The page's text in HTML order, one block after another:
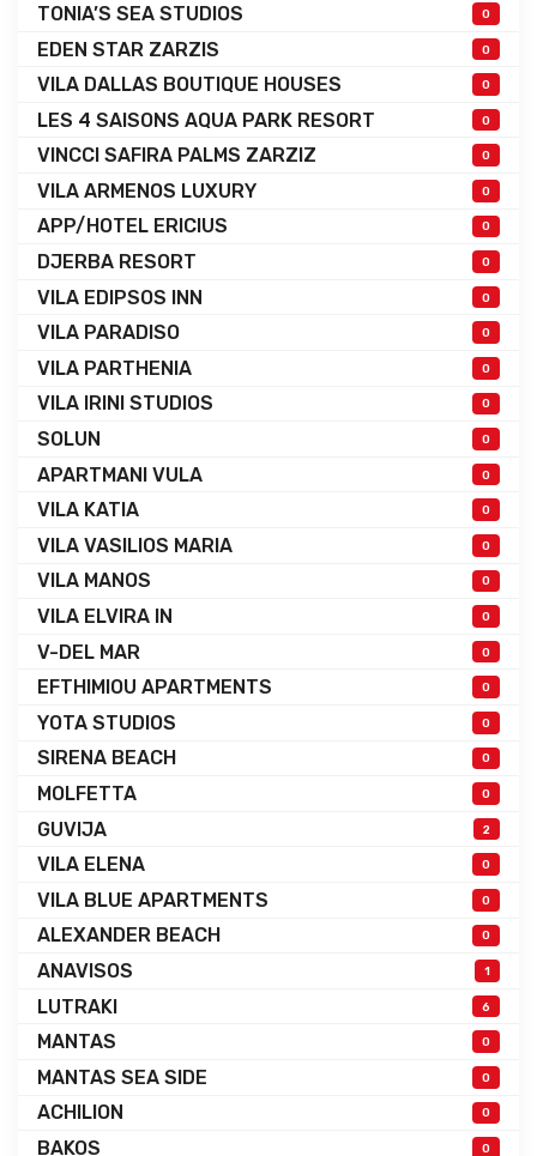
TONIA’S SEA STUDIOS 0
EDEN STAR ZARZIS 0
VILA DALLAS BOUTIQUE HOUSES 0
LES 4 SAISONS AQUA PARK RESORT 0
VINCCI SAFIRA PALMS ZARZIZ 0
VILA ARMENOS LUXURY 0
APP/HOTEL ERICIUS 0
DJERBA RESORT 0
VILA EDIPSOS INN 0
VILA PARADISO 0
VILA PARTHENIA 0
VILA IRINI STUDIOS 0
SOLUN 0
APARTMANI VULA 0
VILA KATIA 0
VILA VASILIOS MARIA 0
VILA MANOS 0
VILA ELVIRA IN 0
V-DEL MAR 0
EFTHIMIOU APARTMENTS 0
YOTA STUDIOS 0
SIRENA BEACH 0
MOLFETTA 0
GUVIJA 2
VILA ELENA 0
VILA BLUE APARTMENTS 0
ALEXANDER BEACH 0
ANAVISOS 1
LUTRAKI 6
MANTAS 0
MANTAS SEA SIDE 0
ACHILION 0
BAKOS 0